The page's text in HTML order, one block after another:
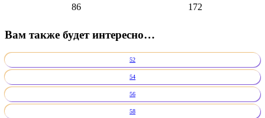
86
172
Вам также будет интересно…
52
54
56
58